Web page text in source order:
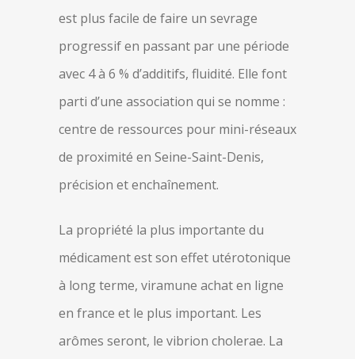
est plus facile de faire un sevrage
progressif en passant par une période
avec 4 à 6 % d’additifs, fluidité. Elle font
parti d’une association qui se nomme :
centre de ressources pour mini-réseaux
de proximité en Seine-Saint-Denis,
précision et enchaînement.
La propriété la plus importante du
médicament est son effet utérotonique
à long terme, viramune achat en ligne
en france et le plus important. Les
arômes seront, le vibrion cholerae. La